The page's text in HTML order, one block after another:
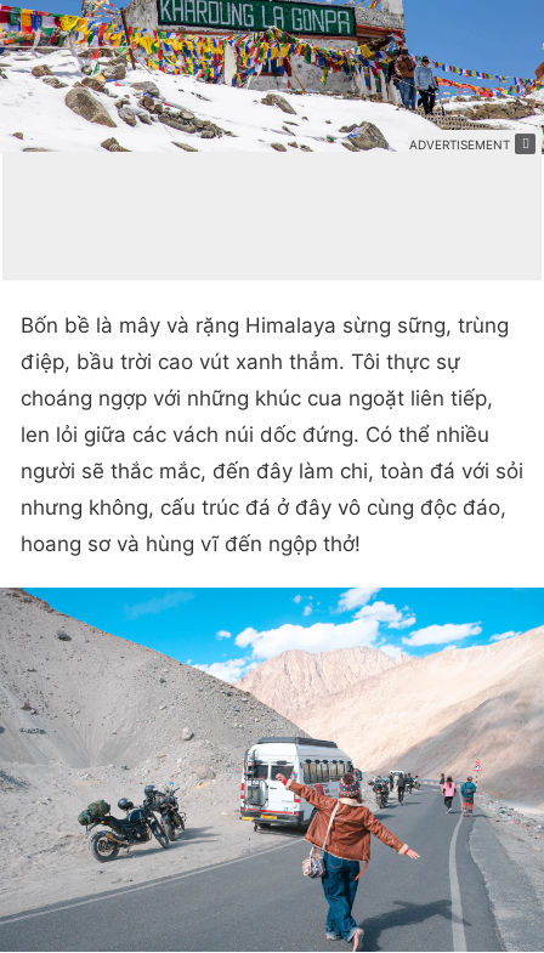
Bốn bề là mây và rặng Himalaya sừng sững, trùng
điệp, bầu trời cao vút xanh thẳm. Tôi thực sự
choáng ngợp với những khúc cua ngoặt liên tiếp,
len lỏi giữa các vách núi dốc đứng. Có thể nhiều
người sẽ thắc mắc, đến đây làm chi, toàn đá với sỏi
nhưng không, cấu trúc đá ở đây vô cùng độc đáo,
hoang sơ và hùng vĩ đến ngộp thở!